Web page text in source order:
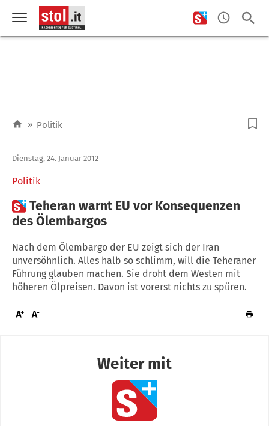
» Politik
Politik
Dienstag, 24. Januar 2012
Teheran warnt EU vor Konsequenzen
des Ölembargos
Nach dem Ölembargo der EU zeigt sich der Iran
unversöhnlich. Alles halb so schlimm, will die Teheraner
Führung glauben machen. Sie droht dem Westen mit
höheren Ölpreisen. Davon ist vorerst nichts zu spüren.